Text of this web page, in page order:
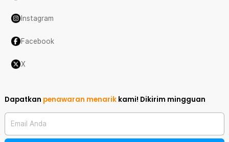
Instagram
Facebook
X
Dapatkan penawaran menarik kami! Dikirim mingguan
Email Anda